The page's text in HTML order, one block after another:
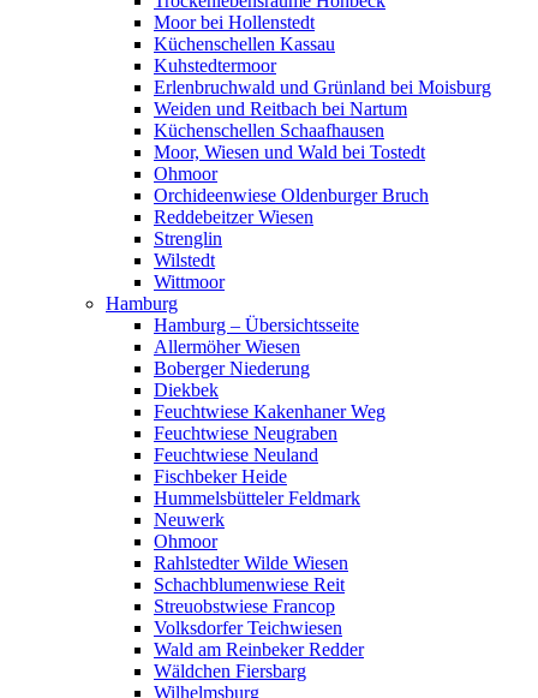
Moor bei Hollenstedt
Küchenschellen Kassau
Kuhstedtermoor
Erlenbruchwald und Grünland bei Moisburg
Weiden und Reitbach bei Nartum
Küchenschellen Schaafhausen
Moor, Wiesen und Wald bei Tostedt
Ohmoor
Orchideenwiese Oldenburger Bruch
Reddebeitzer Wiesen
Strenglin
Wilstedt
Wittmoor
Hamburg
Hamburg – Übersichtsseite
Allermöher Wiesen
Boberger Niederung
Diekbek
Feuchtwiese Kakenhaner Weg
Feuchtwiese Neugraben
Feuchtwiese Neuland
Fischbeker Heide
Hummelsbütteler Feldmark
Neuwerk
Ohmoor
Rahlstedter Wilde Wiesen
Schachblumenwiese Reit
Streuobstwiese Francop
Volksdorfer Teichwiesen
Wald am Reinbeker Redder
Wäldchen Fiersbarg
Wilhelmsburg